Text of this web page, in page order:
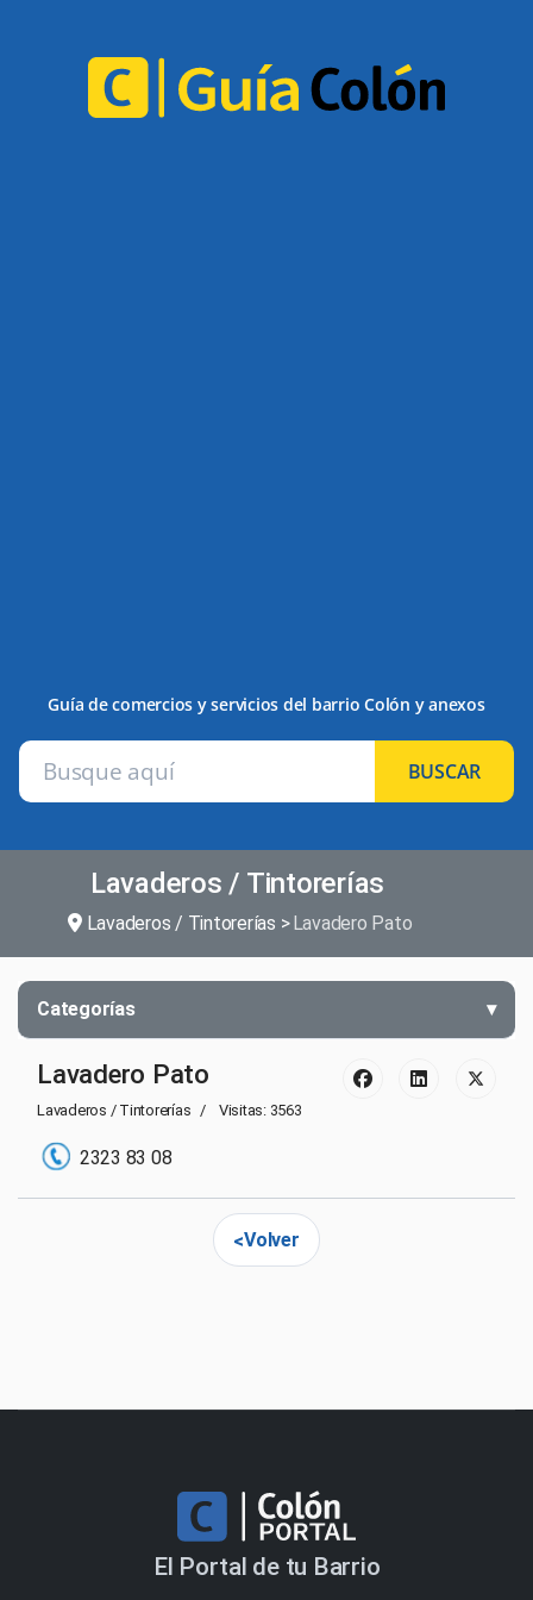
Guía de comercios y servicios del barrio Colón y anexos
BUSCAR
Lavaderos / Tintorerías
Lavaderos / Tintorerías Lavadero Pato
Categorías
Lavadero Pato
Lavaderos / Tintorerías Visitas: 3563
2323 83 08
Volver
El Portal de tu Barrio